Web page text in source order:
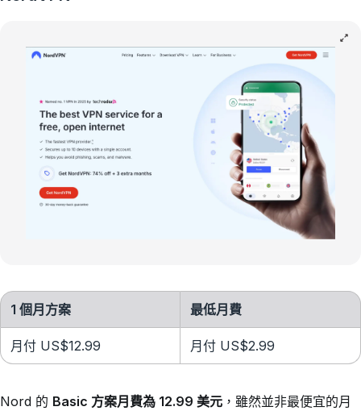
1 個月方案 最低月費
月付 US$12.99 月付 US$2.99
Nord 的 Basic 方案月費為 12.99 美元，雖然並非最便宜的月